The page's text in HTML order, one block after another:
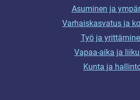
Asuminen ja
Varhaiskasvatus ja
Työ ja
Vapaa-aika ja
Kunta ja